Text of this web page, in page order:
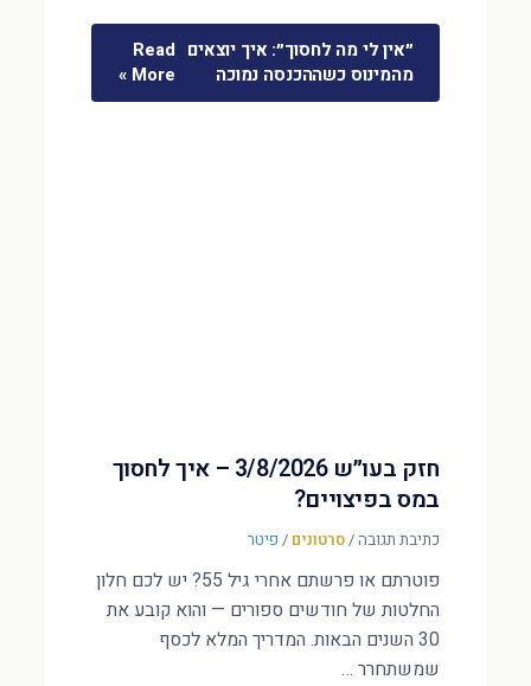
״אין לי מה לחסוך״: איך יוצאים
מהמינוס כשההכנסה נמוכה
Read
More »
חזק בעו״ש 3/8/2026 – איך לחסוך
במס בפיצויים?
כתיבת תגובה/סרטונים / פיטר
פוטרתם או פרשתם אחרי גיל 55? יש לכם חלון
החלטות של חודשים ספורים — והוא קובע את
30 השנים הבאות. המדריך המלא לכסף
שמשתחרר …